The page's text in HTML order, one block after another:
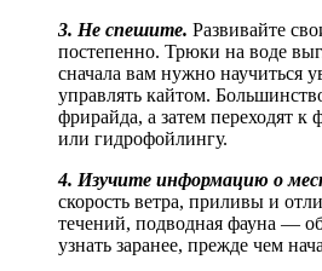
3. Не спешите. Развивайте
постепенно. Трюки на воде
сначала вам нужно научиться
управлять кайтом.
фрирайда, а затем переходят к
или гидрофойлингу.
4. Изучите информацию о
скорость ветра, приливы и
течений, подводная фауна —
узнать заранее, прежде чем